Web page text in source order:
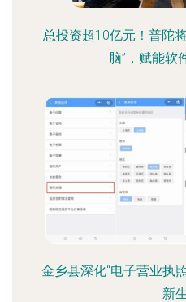
总投资超10亿元！普陀
脑”，赋能软
金乡县深化“电子营业执
新